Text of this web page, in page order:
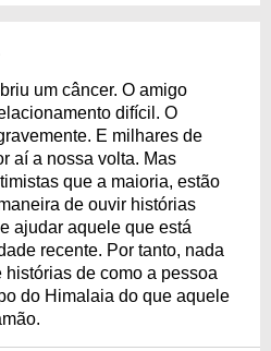
um câncer. O amigo
difícil. O
E milhares de
aí a nossa volta. Mas
que a maioria, estão
de ouvir histórias
ajudar aquele que está
recente. Por tanto, nada
de como a pessoa
do Himalaia do que aquele